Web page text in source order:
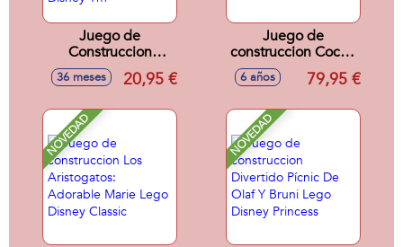
Juego de
Construccion
Dinosaurio Spidey-
Rex Vs. Duende
Disney Tm
36 meses 20,95 €
Juego de
construccion Coche
De Carreras Ford
Gt40 Mkii De 1966
6 años 79,95 €
NOVEDAD NOVEDAD